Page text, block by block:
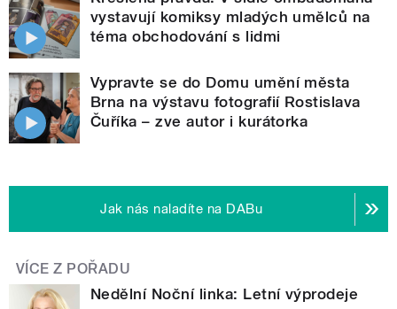
vystavují komiksy mladých umělců na
téma obchodování s lidmi
Vypravte se do Domu umění města
Brna na výstavu fotografií Rostislava
Čuříka – zve autor i kurátorka
Jak nás naladíte na DABu
VÍCE Z POŘADU
Nedělní Noční linka: Letní výprodeje